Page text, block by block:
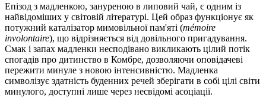
Епізод з мадленкою, зануреною в липовий чай, є одним із
найвідоміших у світовій літературі. Цей образ функціонує як
потужний каталізатор мимовільної пам'яті (mémoire
involontaire), що відрізняється від довільного пригадування.
Смак і запах мадленки несподівано викликають цілий потік
спогадів про дитинство в Комбре, дозволяючи оповідачеві
пережити минуле з новою інтенсивністю. Мадленка
символізує здатність буденних речей зберігати в собі цілі світи
минулого, доступні лише через несвідомі асоціації.